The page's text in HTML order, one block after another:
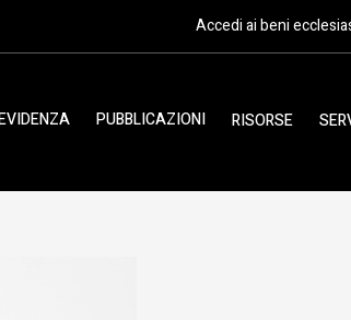
Accedi ai beni
PUBBLICAZIONI RISORSE